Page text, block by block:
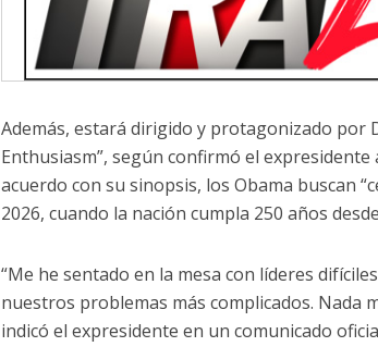
Además, estará dirigido y protagonizado por
Enthusiasm”, según confirmó el
acuerdo con su sinopsis, los Obama buscan
2026, cuando la nación cumpla 250 años
“Me he sentado en la mesa con líderes
nuestros problemas más complicados. Nada
indicó el expresidente en un comunicado